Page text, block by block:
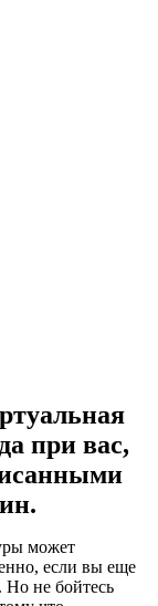
при вас,
может
если вы еще
Но не бойтесь